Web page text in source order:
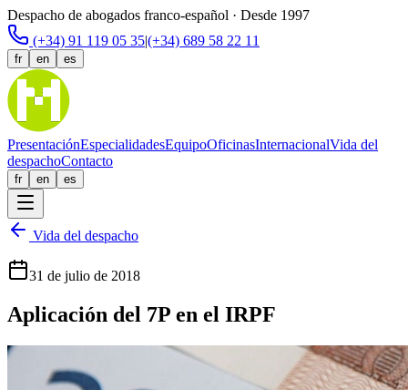
Despacho de abogados franco-español · Desde 1997
(+34) 91 119 05 35|(+34) 689 58 22 11
fr en es
PresentaciónEspecialidadesEquipoOficinasInternacionalVida del
despachoContacto
fr en es
Vida del despacho
31 de julio de 2018
Aplicación del 7P en el IRPF